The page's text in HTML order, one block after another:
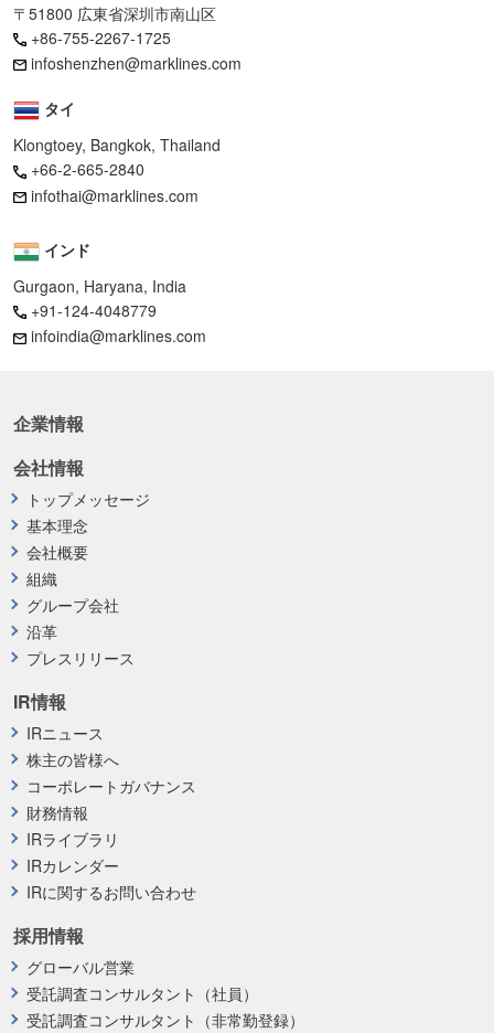
〒51800 広東省深圳市南山区
+86-755-2267-1725
infoshenzhen@marklines.com
タイ
Klongtoey, Bangkok, Thailand
+66-2-665-2840
infothai@marklines.com
インド
Gurgaon, Haryana, India
+91-124-4048779
infoindia@marklines.com
企業情報
採用情報
グローバル営業
受託調査コンサルタント（社員）
受託調査コンサルタント（非常勤登録）
会社情報
トップメッセージ
基本理念
会社概要
組織
グループ会社
沿革
プレスリリース
IR情報
IRニュース
株主の皆様へ
コーポレートガバナンス
財務情報
IRライブラリ
IRカレンダー
IRに関するお問い合わせ